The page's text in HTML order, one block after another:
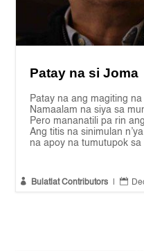
Patay na si Joma
Patay na ang magiting
Namaalam na siya sa
Pero mananatili pa rin
Ang titis na sinimulan
na apoy na tumutupok sa
 Bulatlat Contributors 